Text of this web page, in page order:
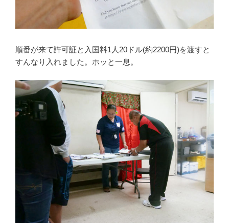
順番が来て許可証と入国料1人20ドル(約2200円)を渡すと
すんなり入れました。ホッと一息。